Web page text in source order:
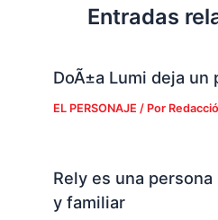
Entradas
DoÃ±a Lumi deja
EL PERSONAJE / Por
Rely es una
y familiar